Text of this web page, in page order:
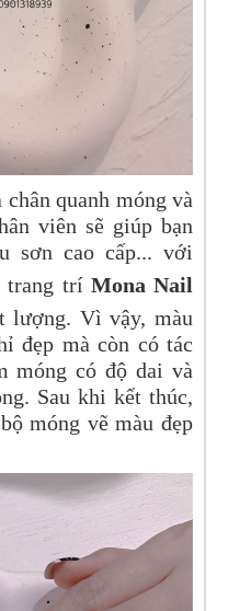
quanh móng và
viên sẽ giúp bạn
sơn cao cấp... với
trang tríMona Nail
lượng. Vì vậy, màu
đẹp mà còn có tác
móng có độ dai và
Sau khi kết thúc,
móng vẽ màu đẹp